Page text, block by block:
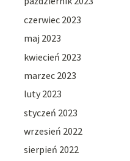
czerwiec 2023
maj 2023
kwiecień 2023
marzec 2023
luty 2023
styczeń 2023
wrzesień 2022
sierpień 2022